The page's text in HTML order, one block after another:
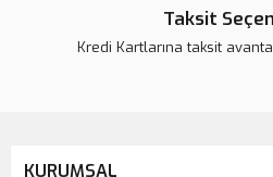
Taksit
Kredi Kartlarına taksit
KURUMSAL